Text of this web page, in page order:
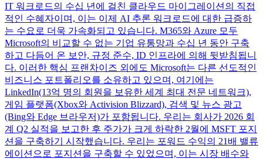
IT 워크로드의 수십 년에 걸친 클라우드 마이그레이션의 직접
적인 수혜자이며, 이는 이제 AI 추론 워크로드에 대한 급증하
는 수요로 더욱 가속화되고 있습니다. M365와 Azure 모두
Microsoft의 비교할 수 없는 기업 유통망과 수십 년 동안 구축
하고 다듬어 온 보안, 규정 준수, ID 인프라에 의해 뒷받침됩니
다. 이러한 핵심 프랜차이즈 외에도 Microsoft는 다른 선도적인
비즈니스 포트폴리오를 소유하고 있으며, 여기에는
LinkedIn(13억 명의 회원을 보유한 세계 최대 전문 네트워크),
게임 플랫폼(Xbox와 Activision Blizzard), 검색 및 뉴스 광고
(Bing와 Edge 브라우저)가 포함됩니다. 우리는 회사가 2026 회
계 Q2 실적을 보고한 후 주가가 크게 하락한 2월에 MSFT 포지
션을 구축하기 시작했습니다. 우리는 포워드 수익의 21배 밸류
에이션으로 포지션을 구축할 수 있었으며, 이는 시장 배수와